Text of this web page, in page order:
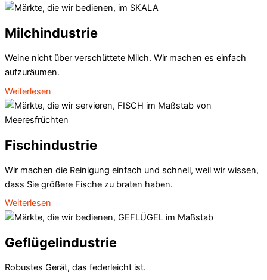
Milchindustrie
Weine nicht über verschüttete Milch. Wir machen es einfach
aufzuräumen.
Weiterlesen
Fischindustrie
Wir machen die Reinigung einfach und schnell, weil wir wissen,
dass Sie größere Fische zu braten haben.
Weiterlesen
Geflügelindustrie
Robustes Gerät, das federleicht ist.